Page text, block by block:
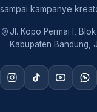
sampai kampanye
Jl. Kopo Permai I,
Kabupaten Bandung,